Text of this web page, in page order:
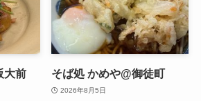
大前 そば処 かめや@御徒町
2026年8月5日